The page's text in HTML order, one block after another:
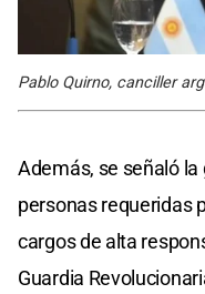
Pablo Quirno, canciller
Además, se señaló
personas requeridas
cargos de alta
Guardia